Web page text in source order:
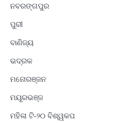
ନବରଙ୍ଗପୁର
ପୁରୀ
ବାଣିଜ୍ୟ
ଭଦ୍ରକ
ମନୋରଞ୍ଜନ
ମୟୂରଭଞ୍ଜ
ମହିଳା ଟି-୨୦ ବିଶ୍ୱକପ